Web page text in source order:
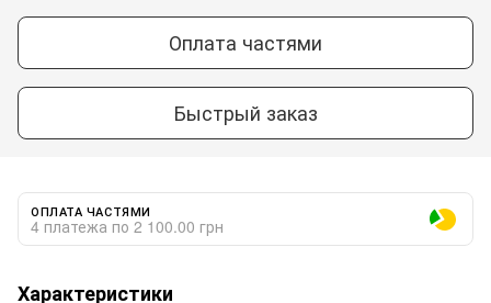
Оплата частями
Быстрый заказ
ОПЛАТА ЧАСТЯМИ
4 платежа по 2 100.00 грн
Характеристики